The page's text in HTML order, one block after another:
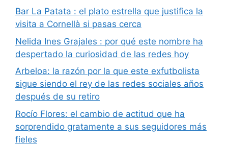
Bar La Patata : el plato estrella que justifica la
visita a Cornellà si pasas cerca
Nelida Ines Grajales : por qué este nombre ha
despertado la curiosidad de las redes hoy
Arbeloa: la razón por la que este exfutbolista
sigue siendo el rey de las redes sociales años
después de su retiro
Rocío Flores: el cambio de actitud que ha
sorprendido gratamente a sus seguidores más
fieles